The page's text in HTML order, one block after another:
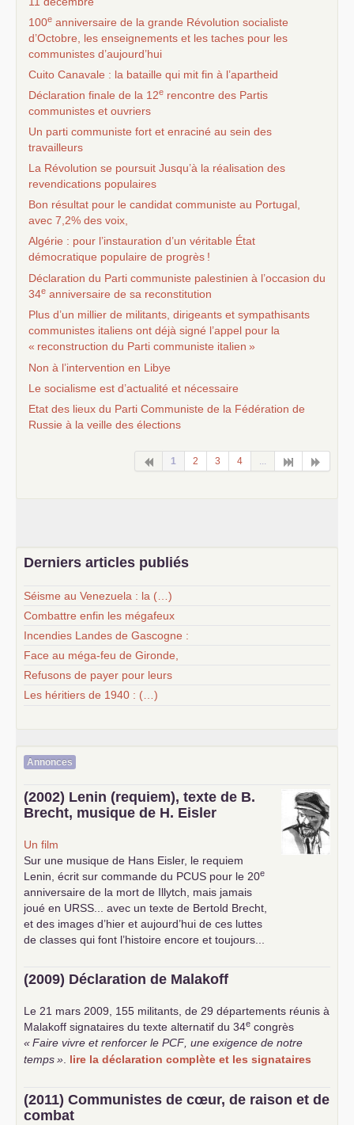
100e anniversaire de la grande Révolution socialiste
d’Octobre, les enseignements et les taches pour les
communistes d’aujourd’hui
Cuito Canavale : la bataille qui mit fin à l’apartheid
Déclaration finale de la 12e rencontre des Partis
communistes et ouvriers
Un parti communiste fort et enraciné au sein des
travailleurs
La Révolution se poursuit Jusqu’à la réalisation des
revendications populaires
Bon résultat pour le candidat communiste au Portugal,
avec 7,2% des voix,
Algérie : pour l’instauration d’un véritable État
démocratique populaire de progrès !
Déclaration du Parti communiste palestinien à l’occasion du
34e anniversaire de sa reconstitution
Plus d’un millier de militants, dirigeants et sympathisants
communistes italiens ont déjà signé l’appel pour la
« reconstruction du Parti communiste italien »
Non à l’intervention en Libye
Le socialisme est d’actualité et nécessaire
Etat des lieux du Parti Communiste de la Fédération de
Russie à la veille des élections
1 2 3 4 ...
Derniers articles publiés
Séisme au Venezuela : la (…)
Combattre enfin les mégafeux
Incendies Landes de Gascogne :
Face au méga-feu de Gironde,
Refusons de payer pour leurs
Les héritiers de 1940 : (…)
Annonces
(2002) Lenin (requiem), texte de B.
Brecht, musique de H. Eisler
Un film
Sur une musique de Hans Eisler, le requiem
Lenin, écrit sur commande du PCUS pour le 20e
anniversaire de la mort de Illytch, mais jamais
joué en URSS ... avec un texte de Bertold Brecht,
et des images d’hier et aujourd’hui de ces luttes
de classes qui font l’histoire encore et toujours...
(2009) Déclaration de Malakoff
Le 21 mars 2009, 155 militants, de 29 départements réunis à
Malakoff signataires du texte alternatif du 34e congrès
«Faire vivre et renforcer le PCF , une exigence de notre
temps» lire la déclaration complète et les signataires
(2011) Communistes de cœur, de raison et de
combat